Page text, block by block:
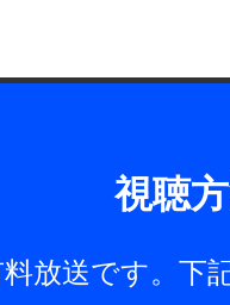
視聴
放送です。下